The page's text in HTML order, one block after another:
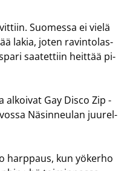
Suo­mes­sa ei vielä
lakia, joten ra­vin­to­las­
saa­tet­tiin heit­tää pi­
al­koi­vat Gay Disco Zip -​
Nä­sin­neu­lan juu­rel­
harp­paus, kun yö­ker­ho